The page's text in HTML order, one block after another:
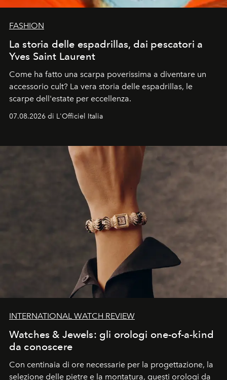
FASHION
La storia delle espadrillas, dai pescatori a
Yves Saint Laurent
Come ha fatto una scarpa poverissima a diventare un
accessorio cult? La vera storia delle espadrillas, le
scarpe dell'estate per eccellenza.
07.08.2026 di L'Officiel Italia
INTERNATIONAL WATCH REVIEW
Watches & Jewels: gli orologi one-of-a-kind
da conoscere
Con centinaia di ore necessarie per la progettazione, la
selezione delle pietre e la montatura, questi orologi da